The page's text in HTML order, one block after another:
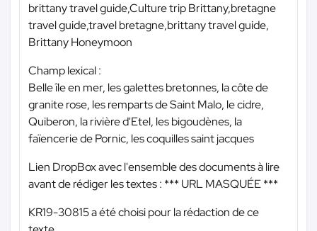
brittany travel guide,Culture trip Brittany,bretagne
travel guide,travel bretagne,brittany travel guide,
Brittany Honeymoon
Champ lexical :
Belle île en mer, les galettes bretonnes, la côte de
granite rose, les remparts de Saint Malo, le cidre,
Quiberon, la rivière d'Etel, les bigoudènes, la
faïencerie de Pornic, les coquilles saint jacques
Lien DropBox avec l'ensemble des documents à lire
avant de rédiger les textes : *** URL MASQUÉE ***
KR19-30815 a été choisi pour la rédaction de ce